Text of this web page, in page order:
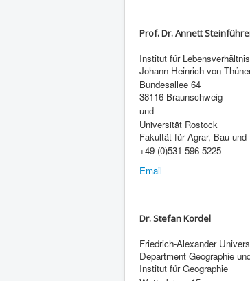
Prof. Dr. Annett
Institut für
Johann Heinrich von
Bundesallee 64
38116 Braunschweig
und
Universität Rostock
Fakultät für Agrar, Bau und
+49 (0)531 596 5225
Email
Dr. Stefan Kordel
Friedrich-Alexander
Department Geographie
Institut für Geographie